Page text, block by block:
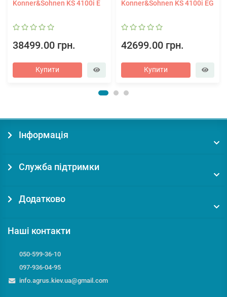
Konner&Sohnen KS 4100i E
38499.00 грн.
Купити
Konner&Sohnen KS 4100i EG
42699.00 грн.
Купити
Інформація
Служба підтримки
Додатково
Наші контакти
050-599-36-10
097-936-04-95
info.agrus.kiev.ua@gmail.com